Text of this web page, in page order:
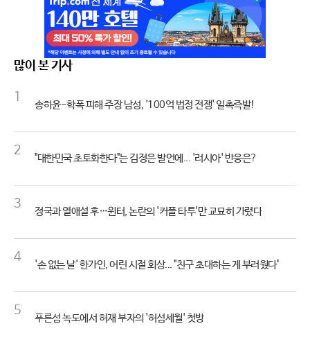
많이 본 기사
1
송하윤-학폭 피해 주장 남성, '100억 법정 전쟁' 일촉즉발!
2
"대한민국 초토화한다"는 김정은 발언에... '러시아' 반응은?
3
정국과 열애설 후…윈터, 논란의 '커플 타투'만 교묘히 가렸다
4
'손 없는 날' 한가인, 어린 시절 회상... "친구 초대하는 게 부러웠다"
5
푸른섬 녹도에서 허재 부자의 '허섬세월' 첫방